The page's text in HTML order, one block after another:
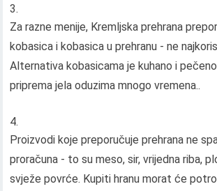
Za razne menije, Kremljska prehrana
kobasica i kobasica u prehranu - ne
Alternativa kobasicama je kuhano i
priprema jela oduzima mnogo vremena..
Proizvodi koje preporučuje prehrana ne
proračuna - to su meso, sir, vrijedna riba,
svježe povrće. Kupiti hranu morat će